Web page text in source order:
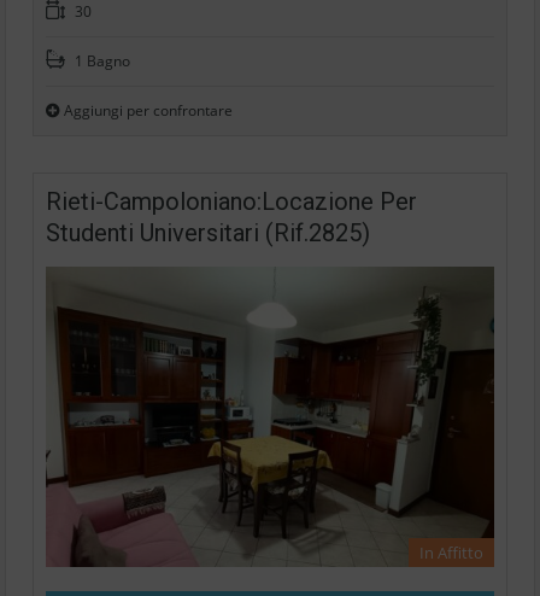
30
1 Bagno
Aggiungi per confrontare
Rieti-Campoloniano:Locazione Per
Studenti Universitari (Rif.2825)
In Affitto